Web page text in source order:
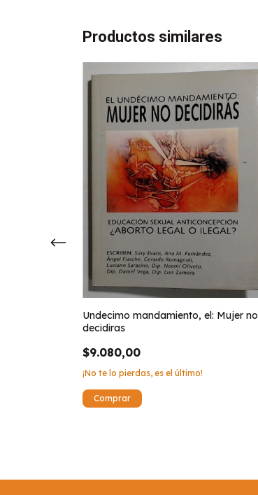
Productos similares
Undecimo mandamiento, el: Mujer no
decidiras
$9.080,00
¡No te lo pierdas, es el último!